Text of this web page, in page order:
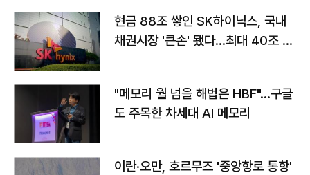
현금 88조 쌓인 SK하이닉스, 국내
채권시장 '큰손' 됐다…최대 40조 투
"메모리 월 넘을 해법은 HBF"…구글
도 주목한 차세대 AI 메모리
이란·오만, 호르무즈 '중앙항로 통항'